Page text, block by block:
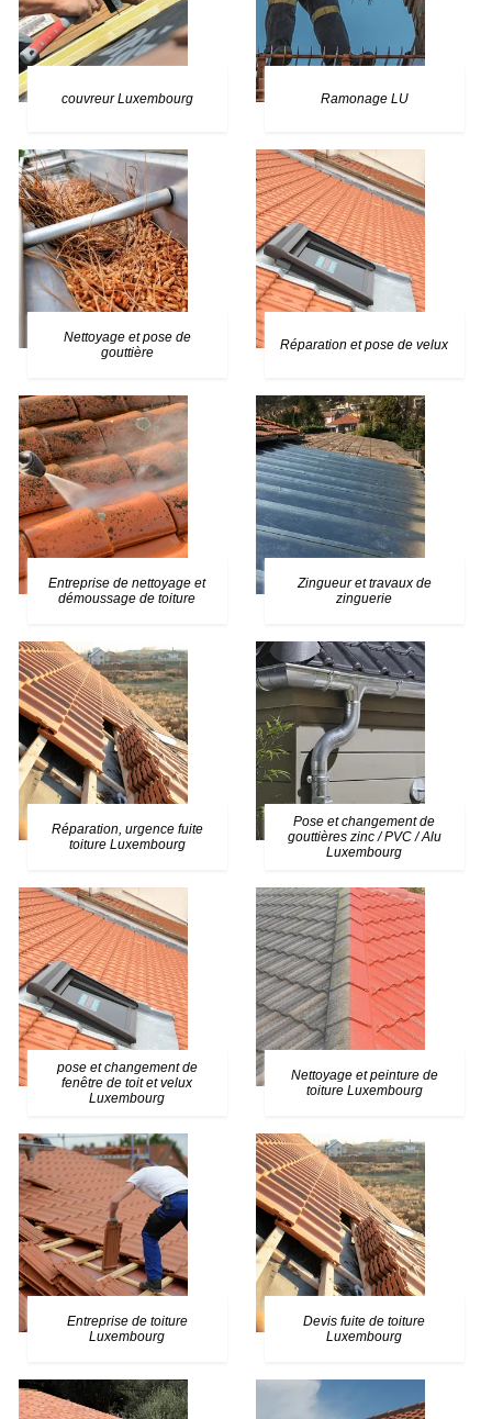
couvreur Luxembourg Ramonage LU
Nettoyage et pose de
gouttière
Réparation et pose de velux
Entreprise de nettoyage et
démoussage de toiture
Zingueur et travaux de
zinguerie
Réparation, urgence fuite
toiture Luxembourg
Pose et changement de
gouttières zinc / PVC / Alu
Luxembourg
pose et changement de
fenêtre de toit et velux
Luxembourg
Nettoyage et peinture de
toiture Luxembourg
Entreprise de toiture
Luxembourg
Devis fuite de toiture
Luxembourg